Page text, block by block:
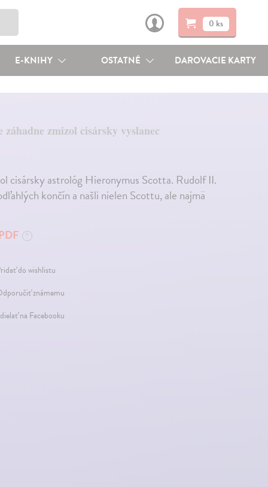
0 ks
E-KNIHY OSTATNÉ DAROVACIE KARTY
záhadne zmizol cisársky vyslanec
cisársky astrológ Hieronymus Scotta. Rudolf II.
končín a našli nielen Scottu, ale najmä
?
do wishlistu
známemu
na Facebooku